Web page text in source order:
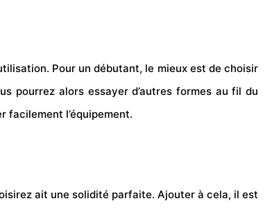
Pour un débutant, le mieux est de choisir
pourrez alors essayer d’autres formes au fil du
facilement l’équipement.
ait une solidité parfaite. Ajouter à cela, il est